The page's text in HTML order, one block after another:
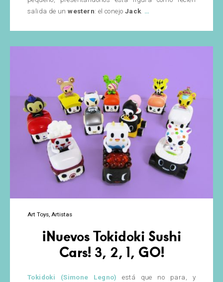
salida de unwestern: el conejo Jack …
el
Nuevo
5’’
de
Shiffa
Art Toys Artistas
¡Nuevos Tokidoki Sushi
Cars! 3, 2, 1, GO!
Tokidoki (Simone Legno)
está que no para, y